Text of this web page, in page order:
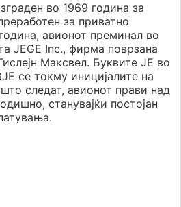
во 1969 година за
за приватно
авионот преминал во
JEGE Inc., фирма поврзана
Максвел. Буквите JE во
се токму иницијалите на
следат, авионот прави над
станувајќи постојан